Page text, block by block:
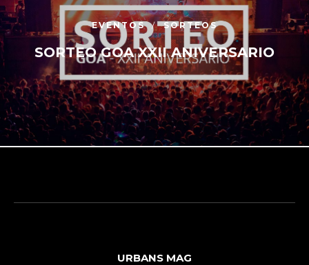
EVENTOS SORTEOS
SORTEO GOA XXII ANIVERSARIO
URBANS MAG